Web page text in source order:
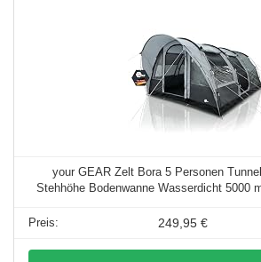
your GEAR Zelt Bora 5 Personen
Stehhöhe Bodenwanne Wasserdicht 5000
249,95 €